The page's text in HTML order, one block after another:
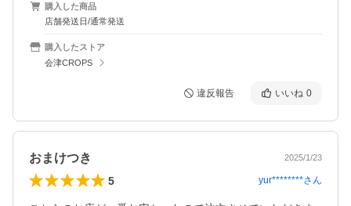
購入した商品
店舗発送日/通常発送
購入したストア
会津CROPS
違反報告 いいね 0
おまけつき 2025/1/23
5 yur********さん